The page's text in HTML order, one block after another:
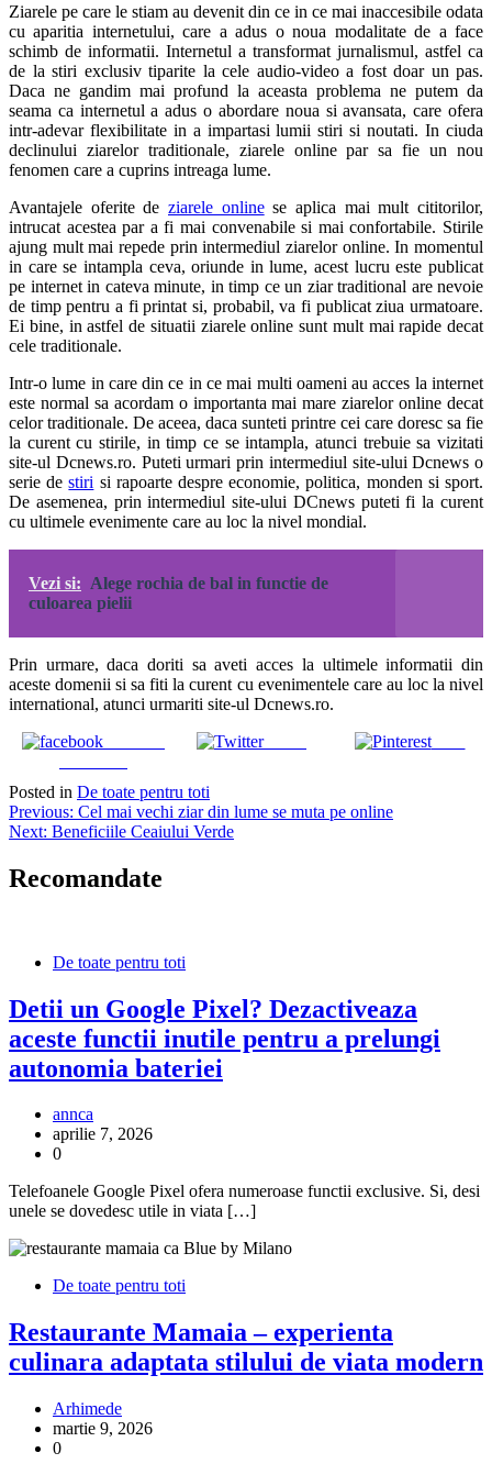
Ziarele pe care le stiam au devenit din ce in ce mai inaccesibile odata
cu aparitia internetului, care a adus o noua modalitate de a face
schimb de informatii. Internetul a transformat jurnalismul, astfel ca
de la stiri exclusiv tiparite la cele audio-video a fost doar un pas.
Daca ne gandim mai profund la aceasta problema ne putem da
seama ca internetul a adus o abordare noua si avansata, care ofera
intr-adevar flexibilitate in a impartasi lumii stiri si noutati. In ciuda
declinului ziarelor traditionale, ziarele online par sa fie un nou
fenomen care a cuprins intreaga lume.
Avantajele oferite de ziarele onlinese aplica mai mult cititorilor,
intrucat acestea par a fi mai convenabile si mai confortabile. Stirile
ajung mult mai repede prin intermediul ziarelor online. In momentul
in care se intampla ceva, oriunde in lume, acest lucru este publicat
pe internet in cateva minute, in timp ce un ziar traditional are nevoie
de timp pentru a fi printat si, probabil, va fi publicat ziua urmatoare.
Ei bine, in astfel de situatii ziarele online sunt mult mai rapide decat
cele traditionale.
Intr-o lume in care din ce in ce mai multi oameni au acces la internet
este normal sa acordam o importanta mai mare ziarelor online decat
celor traditionale. De aceea, daca sunteti printre cei care doresc sa fie
la curent cu stirile, in timp ce se intampla, atunci trebuie sa vizitati
site-ul Dcnews.ro. Puteti urmari prin intermediul site-ului Dcnews o
serie destiri si rapoarte despre economie, politica, monden si sport.
De asemenea, prin intermediul site-ului DCnews puteti fi la curent
cu ultimele evenimente care au loc la nivel mondial.
Vezi si: Alege rochia de bal in functie de
culoarea pielii
Prin urmare, daca doriti sa aveti acces la ultimele informatii din
aceste domenii si sa fiti la curent cu evenimentele care au loc la nivel
international, atunci urmariti site-ul Dcnews.ro.
Tweet Save
Posted in De toate pentru toti
Navigare
în
articole
Previous: Cel mai vechi ziar din lume se muta pe online
Next: Beneficiile Ceaiului Verde
Recomandate
De toate pentru toti
Detii un Google Pixel? Dezactiveaza
aceste functii inutile pentru a prelungi
autonomia bateriei
annca
aprilie 7, 2026
0
Telefoanele Google Pixel ofera numeroase functii exclusive. Si, desi
unele se dovedesc utile in viata […]
De toate pentru toti
Restaurante Mamaia – experienta
culinara adaptata stilului de viata modern
Arhimede
martie 9, 2026
0